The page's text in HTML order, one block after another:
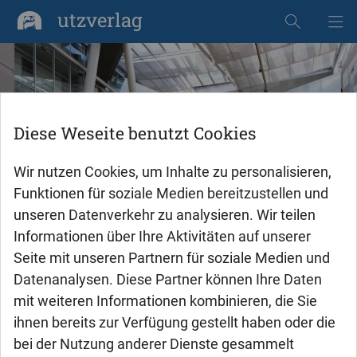
Diese Weseite benutzt Cookies
Wir nutzen Cookies, um Inhalte zu personalisieren,
Funktionen für soziale Medien bereitzustellen und
unseren Datenverkehr zu analysieren. Wir teilen
Informationen über Ihre Aktivitäten auf unserer
Seite mit unseren Partnern für soziale Medien und
Datenanalysen. Diese Partner können Ihre Daten
mit weiteren Informationen kombinieren, die Sie
ihnen bereits zur Verfügung gestellt haben oder die
bei der Nutzung anderer Dienste gesammelt
utzverlag
Dissertationen
WEITERE INFORMATIONEN
Bücher veröffentlichen im